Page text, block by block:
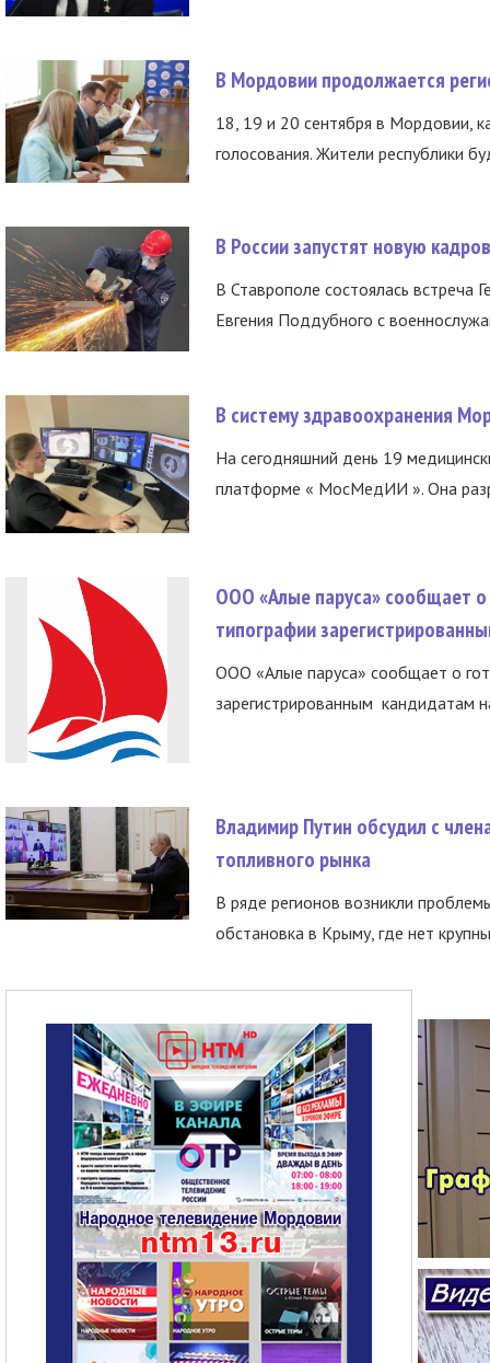
В Мордовии продолжается
18, 19 и 20 сентября в Мордовии,
голосования. Жители республики
В России запустят новую
В Ставрополе состоялась встреча
Евгения Поддубного с
В систему здравоохранения
На сегодняшний день 19
платформе « МосМедИИ ». Она
ООО «Алые паруса» сообщает о
типографии
ООО «Алые паруса» сообщает о
зарегистрированным кандидатам
Владимир Путин обсудил с
топливного рынка
В ряде регионов возникли
обстановка в Крыму, где нет